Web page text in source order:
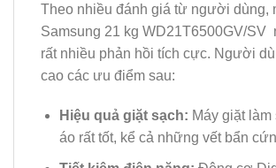
Theo nhiều đánh giá từ người dùng,
Samsung 21 kg WD21T6500GV/SV
rất nhiều phản hồi tích cực. Người
cao các ưu điểm sau:
Hiệu quả giặt sạch: Máy giặt làm
áo rất tốt, kể cả những vết bẩn